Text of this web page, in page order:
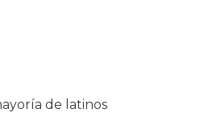
de latinos